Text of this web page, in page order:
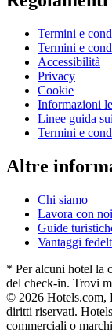
Termini e
Termini e
Accessibilità
Privacy
Cookie
Informazioni
Linee guida
Termini e
Altre
Chi siamo
Lavora con noi
Guide
Vantaggi
* Per alcuni hotel la
del check-in. Trovi
© 2026 Hotels.com,
diritti riservati.
commerciali o